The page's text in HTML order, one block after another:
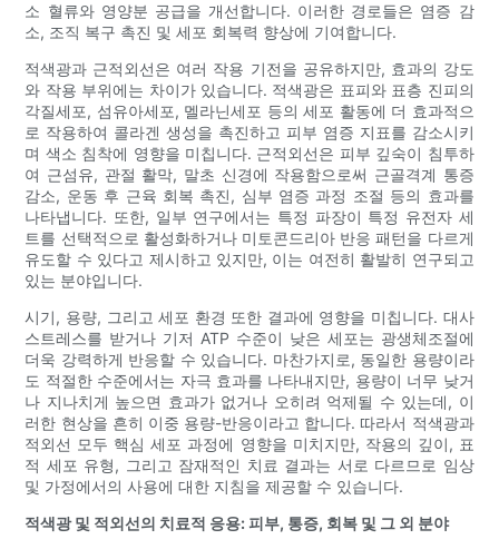
소 혈류와 영양분 공급을 개선합니다. 이러한 경로들은 염증 감
소, 조직 복구 촉진 및 세포 회복력 향상에 기여합니다.
적색광과 근적외선은 여러 작용 기전을 공유하지만, 효과의 강도
와 작용 부위에는 차이가 있습니다. 적색광은 표피와 표층 진피의
각질세포, 섬유아세포, 멜라닌세포 등의 세포 활동에 더 효과적으
로 작용하여 콜라겐 생성을 촉진하고 피부 염증 지표를 감소시키
며 색소 침착에 영향을 미칩니다. 근적외선은 피부 깊숙이 침투하
여 근섬유, 관절 활막, 말초 신경에 작용함으로써 근골격계 통증
감소, 운동 후 근육 회복 촉진, 심부 염증 과정 조절 등의 효과를
나타냅니다. 또한, 일부 연구에서는 특정 파장이 특정 유전자 세
트를 선택적으로 활성화하거나 미토콘드리아 반응 패턴을 다르게
유도할 수 있다고 제시하고 있지만, 이는 여전히 활발히 연구되고
있는 분야입니다.
시기, 용량, 그리고 세포 환경 또한 결과에 영향을 미칩니다. 대사
스트레스를 받거나 기저 ATP 수준이 낮은 세포는 광생체조절에
더욱 강력하게 반응할 수 있습니다. 마찬가지로, 동일한 용량이라
도 적절한 수준에서는 자극 효과를 나타내지만, 용량이 너무 낮거
나 지나치게 높으면 효과가 없거나 오히려 억제될 수 있는데, 이
러한 현상을 흔히 이중 용량-반응이라고 합니다. 따라서 적색광과
적외선 모두 핵심 세포 과정에 영향을 미치지만, 작용의 깊이, 표
적 세포 유형, 그리고 잠재적인 치료 결과는 서로 다르므로 임상
및 가정에서의 사용에 대한 지침을 제공할 수 있습니다.
적색광 및 적외선의 치료적 응용: 피부, 통증, 회복 및 그 외 분야